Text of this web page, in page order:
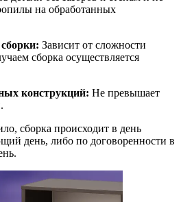
на обработанных
Зависит от сложности
сборка осуществляется
конструкций: Не превышает
сборка происходит в день
день, либо по договоренности в